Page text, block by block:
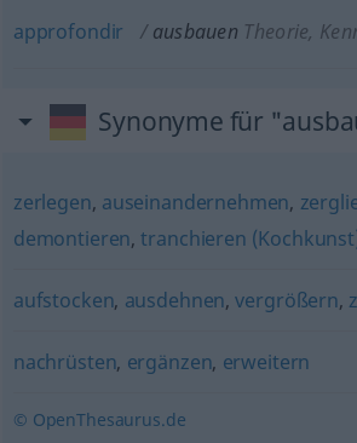
approfondir ausbauen Theorie,
Synonyme für
zerlegen, auseinandernehmen,
demontieren,tranchieren
aufstocken, ausdehnen,vergrößern,
nachrüsten, ergänzen, erweitern
© OpenThesaurus.de